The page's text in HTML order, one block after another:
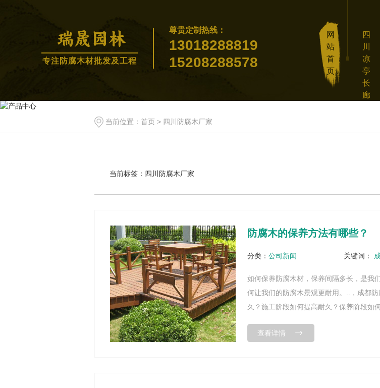
专注防腐木材批发及工程
尊贵定制热线：
13018288819
15208288578
网
站
首
页
四
川
凉
亭
长
廊
当前位置： 首页 > 四川防腐木厂家
当前标签： 四川防腐木厂家
防腐木的保养方法有哪些？
分类：公司新闻 关键词：
如何保养防腐木材，保养间隔多长，是我
何让我们的防腐木景观更耐用。..，成都
久？施工阶段如何提高耐久？保养阶段如
查看详情